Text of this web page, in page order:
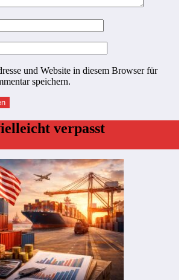
und Website in diesem Browser für
speichern.
verpasst